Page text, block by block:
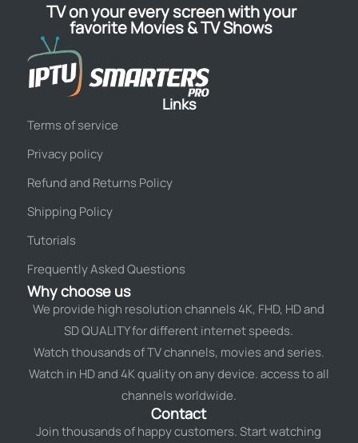
TV on your every screen with your
favorite Movies & TV Shows
Links
Terms of service
Privacy policy
Refund and Returns Policy
Shipping Policy
Tutorials
Frequently Asked Questions
Why choose us
We provide high resolution channels 4K, FHD, HD and
SD QUALITY for different internet speeds.
Watch thousands of TV channels, movies and series.
Watch in HD and 4K quality on any device. access to all
channels worldwide.
Contact
Join thousands of happy customers. Start watching